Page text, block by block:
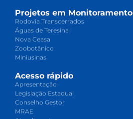
Projetos em Monitoramento
Rodovia Transcerrados
Águas de Teresina
Nova Ceasa
Zoobotânico
Miniusinas
Acesso rápido
Apresentação
Legislação Estadual
Conselho Gestor
MRAE